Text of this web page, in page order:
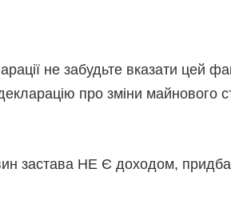
не забудьте вказати цей
про зміни майнового
застава НЕ Є доходом,